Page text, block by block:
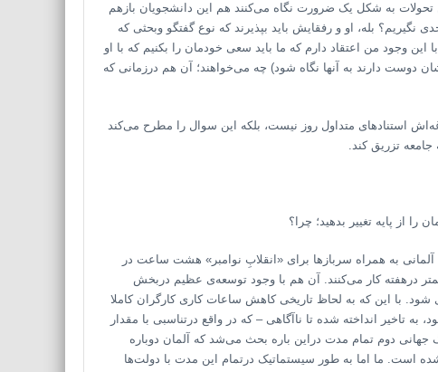
تحولات به شکل یک ضرورت نگاه می‌کنند هم این دانشجویان بازهم
بله، او و رفقایش باید بپذیرند که نوع گفتگو وبحثی که
وجود من اعتقاد دارم که ما باید سعی خودمان را بکنیم که با او
دوست دارند به آنها نگاه شود) چه می‌خواهند؛ آن هم درزمانی که
استنادهای متداول روز نیست، بلکه این سوال را مطرح می‌کند
تزریق کند.
از پایه تغییر بدهید؛ چرا؟
آلمانی به همراه سربازها برای «انقلابِ نوامبر» هشت ساعت در
1967؛ کارگران وکارمندانِ ما تنها 4 یا 5 ساعت کمتر درهفته کار می‌کنند. آن هم با وجود توسعه‌ی عظیم دربخش
با این که به لحاظ تاریخی کاهش ساعات کاری کارگران کاملا
تاخیر انداخته شده تا نا‌آگاهی – که در واقع درتناسبی با مقدار
جهانی دوم تمام مدت دراین باره بحث می‌شد که آلمان دوباره
است. ما اما به طور سیستماتیک درتمام این مدت با دولت‌ها